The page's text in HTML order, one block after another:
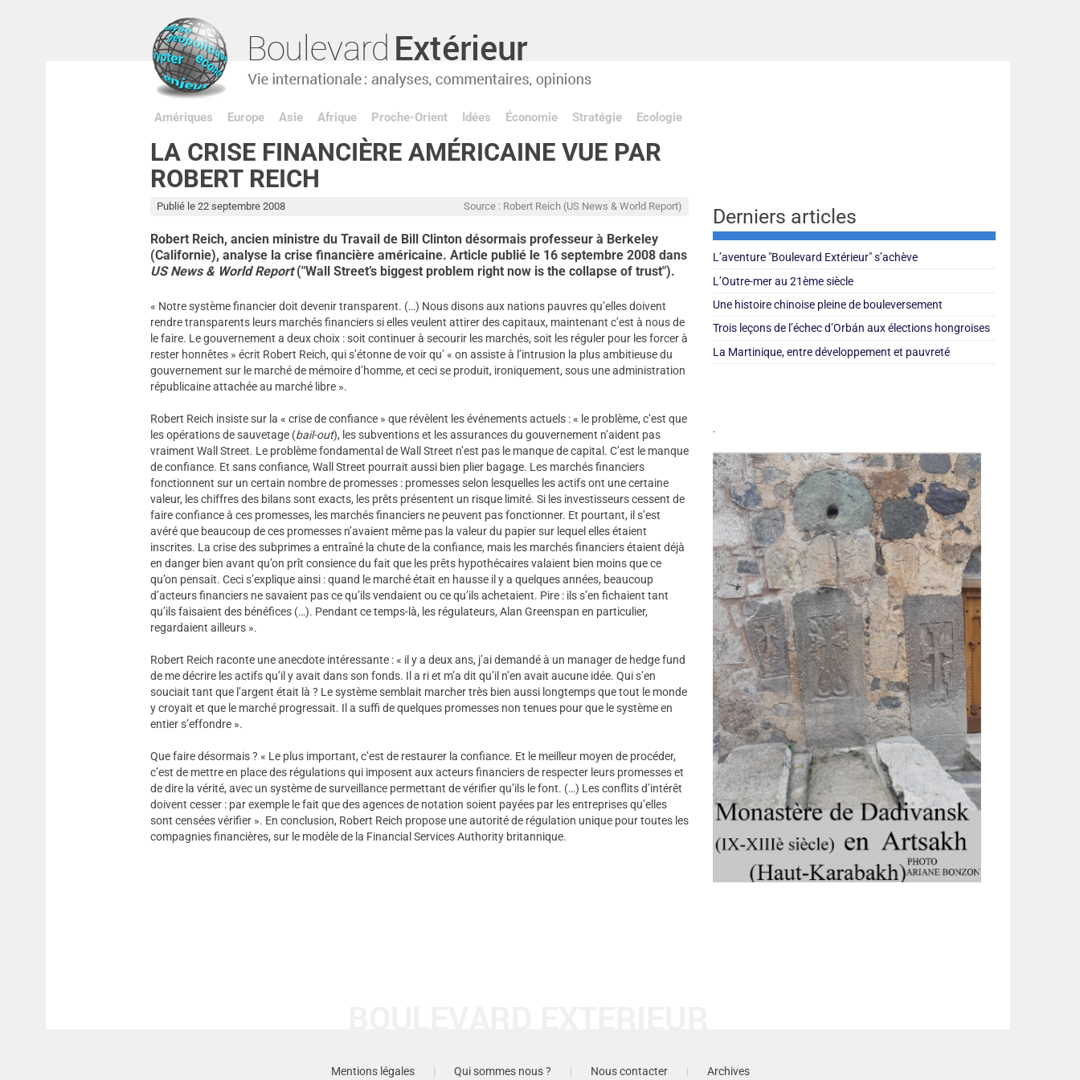
Amériques Europe Asie Afrique Proche-Orient Idées Économie Stratégie Ecologie
LA CRISE FINANCIÈRE AMÉRICAINE VUE PAR
ROBERT REICH
Source : Robert Reich (US News & World Report)
Publié le 22 septembre 2008
Robert Reich, ancien ministre du Travail de Bill Clinton désormais professeur à Berkeley
(Californie), analyse la crise financière américaine. Article publié le 16 septembre 2008 dans
US News & World Report("Wall Street’s biggest problem right now is the collapse of trust").
« Notre système financier doit devenir transparent. (…) Nous disons aux nations pauvres qu’elles doivent
rendre transparents leurs marchés financiers si elles veulent attirer des capitaux, maintenant c’est à nous de
le faire. Le gouvernement a deux choix : soit continuer à secourir les marchés, soit les réguler pour les forcer à
rester honnêtes » écrit Robert Reich, qui s’étonne de voir qu’ « on assiste à l’intrusion la plus ambitieuse du
gouvernement sur le marché de mémoire d’homme, et ceci se produit, ironiquement, sous une administration
républicaine attachée au marché libre ».
Robert Reich insiste sur la « crise de confiance » que révèlent les événements actuels : « le problème, c’est que
les opérations de sauvetage (bail-out), les subventions et les assurances du gouvernement n’aident pas
vraiment Wall Street. Le problème fondamental de Wall Street n’est pas le manque de capital. C’est le manque
de confiance. Et sans confiance, Wall Street pourrait aussi bien plier bagage. Les marchés financiers
fonctionnent sur un certain nombre de promesses : promesses selon lesquelles les actifs ont une certaine
valeur, les chiffres des bilans sont exacts, les prêts présentent un risque limité. Si les investisseurs cessent de
faire confiance à ces promesses, les marchés financiers ne peuvent pas fonctionner. Et pourtant, il s’est
avéré que beaucoup de ces promesses n’avaient même pas la valeur du papier sur lequel elles étaient
inscrites. La crise des subprimes a entraîné la chute de la confiance, mais les marchés financiers étaient déjà
en danger bien avant qu’on prît consience du fait que les prêts hypothécaires valaient bien moins que ce
qu’on pensait. Ceci s’explique ainsi : quand le marché était en hausse il y a quelques années, beaucoup
d’acteurs financiers ne savaient pas ce qu’ils vendaient ou ce qu’ils achetaient. Pire : ils s’en fichaient tant
qu’ils faisaient des bénéfices (…). Pendant ce temps-là, les régulateurs, Alan Greenspan en particulier,
regardaient ailleurs ».
Robert Reich raconte une anecdote intéressante : « il y a deux ans, j’ai demandé à un manager de hedge fund
de me décrire les actifs qu’il y avait dans son fonds. Il a ri et m’a dit qu’il n’en avait aucune idée. Qui s’en
souciait tant que l’argent était là ? Le système semblait marcher très bien aussi longtemps que tout le monde
y croyait et que le marché progressait. Il a suffi de quelques promesses non tenues pour que le système en
entier s’effondre ».
Que faire désormais ? « Le plus important, c’est de restaurer la confiance. Et le meilleur moyen de procéder,
c’est de mettre en place des régulations qui imposent aux acteurs financiers de respecter leurs promesses et
de dire la vérité, avec un système de surveillance permettant de vérifier qu’ils le font. (…) Les conflits d’intérêt
doivent cesser : par exemple le fait que des agences de notation soient payées par les entreprises qu’elles
sont censées vérifier ». En conclusion, Robert Reich propose une autorité de régulation unique pour toutes les
compagnies financières, sur le modèle de la Financial Services Authority britannique.
Derniers articles
L’aventure "Boulevard Extérieur" s’achève
L’Outre-mer au 21ème siècle
Une histoire chinoise pleine de bouleversement
Trois leçons de l’échec d’Orbán aux élections hongroises
La Martinique, entre développement et pauvreté
.
Mentions légales | Qui sommes nous ? | Nous contacter | Archives